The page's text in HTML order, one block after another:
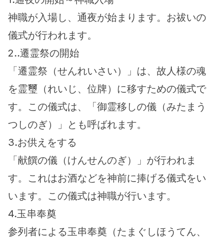
神職が入場し、通夜が始まります。お祓いの
儀式が行われます。
2..遷霊祭の開始
「遷霊祭（せんれいさい）」は、故人様の魂
を霊璽（れいじ、位牌）に移すための儀式で
す。この儀式は、「御霊移しの儀（みたまう
つしのぎ）」とも呼ばれます。
3.お供えをする
「献饌の儀（けんせんのぎ）」が行われま
す。これはお酒などを神前に捧げる儀式をい
います。この儀式は神職が行います。
4.玉串奉奠
参列者による玉串奉奠（たまぐしほうてん、